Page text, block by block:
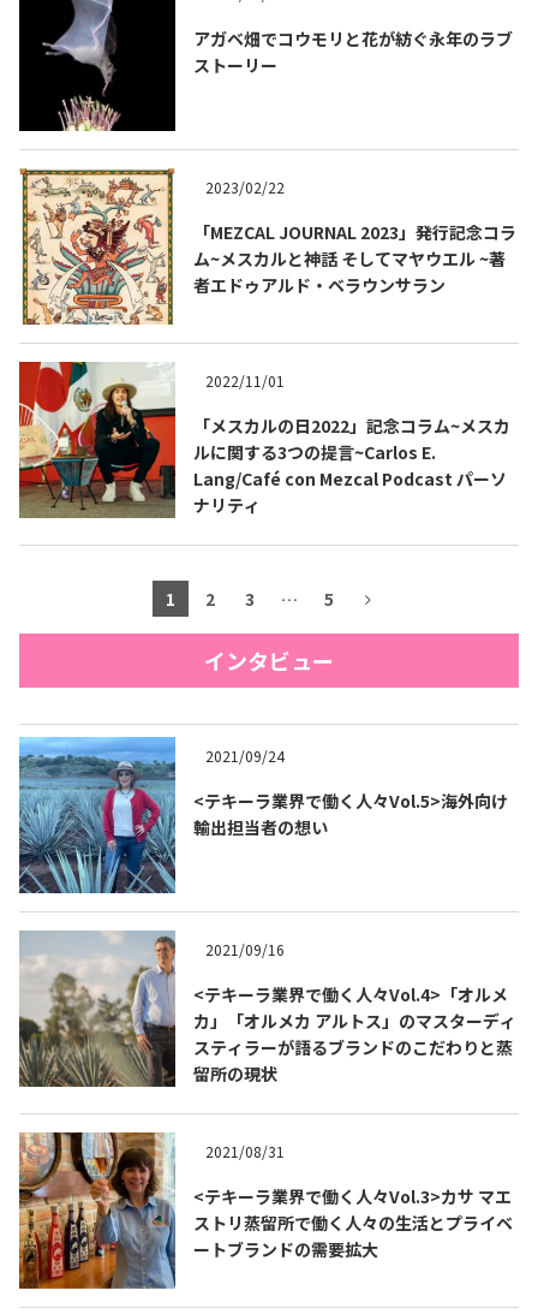
アガベ畑でコウモリと花が紡ぐ永年のラブ
ストーリー
2023/02/22
「MEZCAL JOURNAL 2023」発行記念コラ
ム~メスカルと神話 そしてマヤウエル ~著
者エドゥアルド・ベラウンサラン
2022/11/01
「メスカルの日2022」記念コラム~メスカ
ルに関する3つの提言~Carlos E.
Lang/Café con Mezcal Podcast パーソ
ナリティ
1 2 3 … 5
インタビュー
2021/09/24
<テキーラ業界で働く人々Vol.5>海外向け
輸出担当者の想い
2021/09/16
<テキーラ業界で働く人々Vol.4>「オルメ
カ」「オルメカ アルトス」のマスターディ
スティラーが語るブランドのこだわりと蒸
留所の現状
2021/08/31
<テキーラ業界で働く人々Vol.3>カサ マエ
ストリ蒸留所で働く人々の生活とプライベ
ートブランドの需要拡大